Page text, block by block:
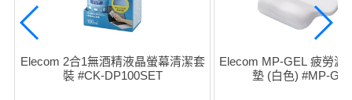
Elecom 2合1無酒精液晶螢幕清潔套
裝 #CK-DP100SET
Elecom MP-GEL 疲勞減
墊 (白色) #MP-